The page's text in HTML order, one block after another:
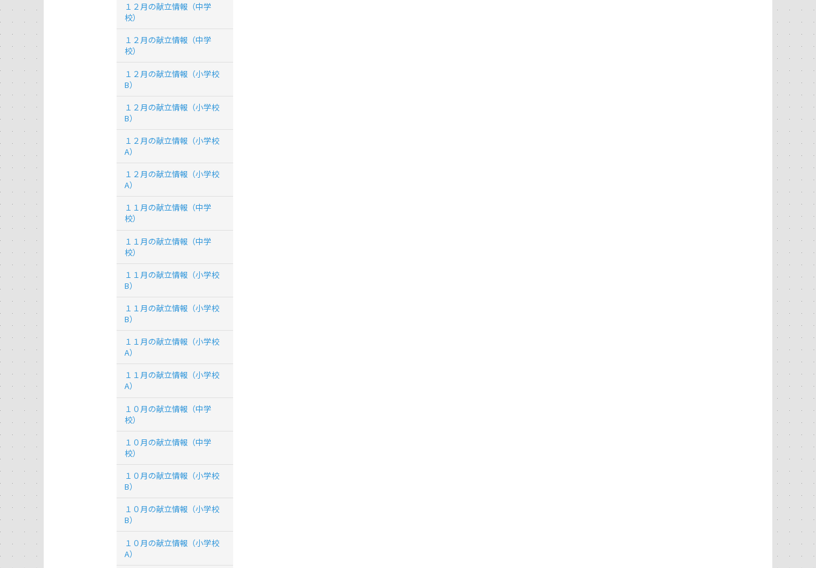
１２月の献立情報（中学
校）
１２月の献立情報（中学
校）
１２月の献立情報（小学校
B）
１２月の献立情報（小学校
B）
１２月の献立情報（小学校
A）
１２月の献立情報（小学校
A）
１１月の献立情報（中学
校）
１１月の献立情報（中学
校）
１１月の献立情報（小学校
B）
１１月の献立情報（小学校
B）
１１月の献立情報（小学校
A）
１１月の献立情報（小学校
A）
１０月の献立情報（中学
校）
１０月の献立情報（中学
校）
１０月の献立情報（小学校
B）
１０月の献立情報（小学校
B）
１０月の献立情報（小学校
A）